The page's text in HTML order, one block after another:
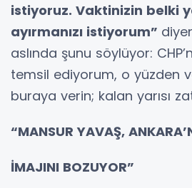
istiyoruz. Vaktinizin belki
ayırmanızı istiyorum”
aslında şunu söylüyor:
temsil ediyorum, o yüzden
buraya verin; kalan yarısı
“MANSUR YAVAŞ,
İMAJINI BOZUYOR”